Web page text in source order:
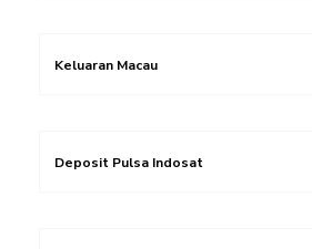
Keluaran Macau
Deposit Pulsa Indosat